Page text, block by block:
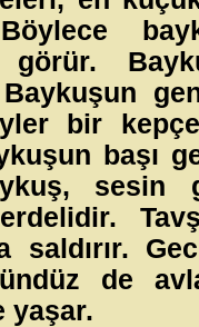
görür.
Baykuşun
bir
başı
saldırır.
de
yaşar.